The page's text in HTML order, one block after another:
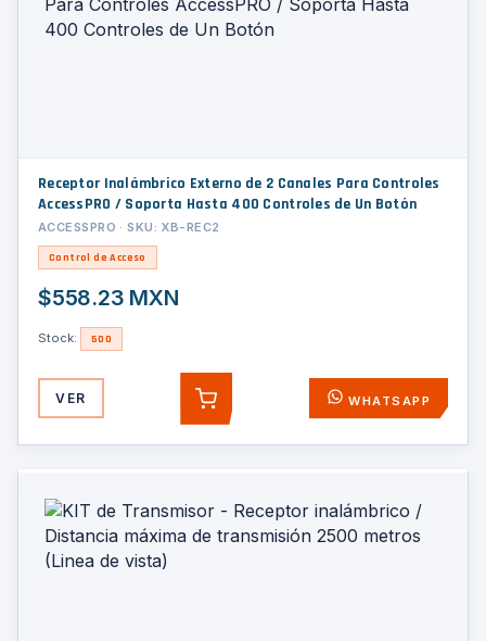
Receptor Inalámbrico Externo de 2 Canales Para Controles
AccessPRO / Soporta Hasta 400 Controles de Un Botón
ACCESSPRO · SKU: XB-REC2
Control de Acceso
$558.23 MXN
Stock: 500
VER AGREGAR WHATSAPP